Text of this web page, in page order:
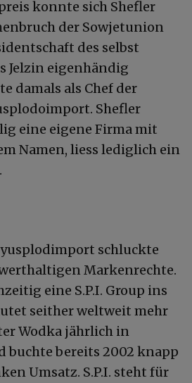
konnte sich Shefler
der Sowjetunion
des selbst
Jelzin eigenhändig
damals als Chef der
Shefler
eine eigene Firma mit
Namen, liess lediglich ein
schluckte
Markenrechte.
eine S.P.I. Group ins
seither weltweit mehr
Wodka jährlich in
buchte bereits 2002 knapp
Umsatz. S.P.I. steht für